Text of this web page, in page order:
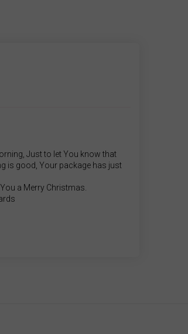
Just to let You know that
is good, Your package has just
a Merry Christmas.